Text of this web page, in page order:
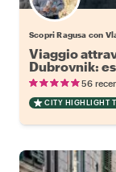
Scopri Ragusa con
Viaggio
Dubrovnik:
56
CITY HIGHLIGHT